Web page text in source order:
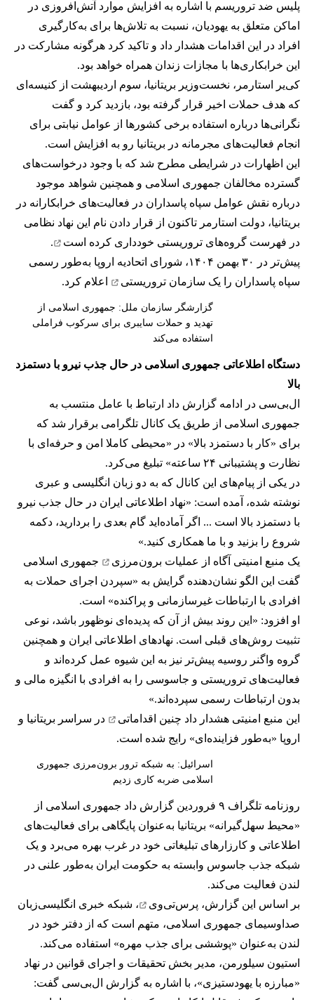
پلیس ضد تروریسم با اشاره به افزایش موارد آتش‌افروزی در
اماکن متعلق به یهودیان، نسبت به تلاش‌ها برای به‌کارگیری
افراد در این اقدامات هشدار داد و تاکید کرد هرگونه مشارکت در
این خرابکاری‌ها با مجازات زندان همراه خواهد بود.
کی‌یر استارمر، نخست‌وزیر بریتانیا، سوم اردیبهشت از کنیسه‌ای
که هدف حملات اخیر قرار گرفته بود، بازدید کرد و گفت
نگرانی‌ها درباره استفاده برخی کشورها از عوامل نیابتی برای
انجام فعالیت‌های مجرمانه در بریتانیا رو به افزایش است.
این اظهارات در شرایطی مطرح شد که با وجود درخواست‌های
گسترده مخالفان جمهوری اسلامی و همچنین شواهد موجود
درباره نقش عوامل سپاه پاسداران در فعالیت‌های خرابکارانه در
بریتانیا، دولت استارمر تاکنون از قرار دادن نام این نهاد نظامی
در فهرست گروه‌های تروریستی خودداری کرده است
.
پیش‌تر در ۳۰ بهمن ۱۴۰۴، شورای اتحادیه اروپا به‌طور رسمی
سپاه پاسداران را یک سازمان تروریستی اعلام کرد.
گزارشگر سازمان ملل: جمهوری اسلامی از
تهدید و حملات سایبری برای سرکوب فراملی
استفاده می‌کند
دستگاه اطلاعاتی جمهوری اسلامی در حال جذب نیرو با دستمزد
بالا
ال‌بی‌سی در ادامه گزارش داد ارتباط با عامل منتسب به
جمهوری اسلامی از طریق یک کانال تلگرامی برقرار شد که
برای «کار با دستمزد بالا» در «محیطی کاملا امن و حرفه‌ای با
نظارت و پشتیبانی ۲۴ ساعته» تبلیغ می‌کرد.
در یکی از پیام‌های این کانال که به دو زبان انگلیسی و عبری
نوشته شده، آمده است: «نهاد اطلاعاتی ایران در حال جذب نیرو
با دستمزد بالا است ... اگر آماده‌اید گام بعدی را بردارید، دکمه
شروع را بزنید و با ما همکاری کنید.»
یک منبع امنیتی آگاه از عملیات برون‌مرزی
جمهوری اسلامی
گفت این الگو نشان‌دهنده گرایش به «سپردن اجرای حملات به
افرادی با ارتباطات غیرسازمانی و پراکنده» است.
او افزود: «این روند بیش از آن که پدیده‌ای نوظهور باشد، نوعی
تثبیت روش‌های قبلی است. نهادهای اطلاعاتی ایران و همچنین
گروه واگنر روسیه پیش‌تر نیز به این شیوه عمل کرده‌اند و
فعالیت‌های تروریستی و جاسوسی را به افرادی با انگیزه مالی و
بدون ارتباطات رسمی سپرده‌اند.»
این منبع امنیتی هشدار داد چنین اقداماتی
در سراسر بریتانیا و
اروپا «به‌طور فزاینده‌ای» رایج شده است.
اسرائیل: به شبکه ترور برون‌مرزی جمهوری
اسلامی ضربه کاری زدیم
روزنامه تلگراف ۹ فروردین گزارش داد جمهوری اسلامی از
«محیط سهل‌گیرانه» بریتانیا به‌عنوان پایگاهی برای فعالیت‌های
اطلاعاتی و کارزارهای تبلیغاتی خود در غرب بهره می‌برد و یک
شبکه جذب جاسوس وابسته به حکومت ایران به‌طور علنی در
لندن فعالیت می‌کند.
بر اساس این گزارش، پرس‌تی‌وی
، شبکه خبری انگلیسی‌زبان
صداوسیمای جمهوری اسلامی، متهم است که از دفتر خود در
لندن به‌عنوان «پوششی برای جذب مهره» استفاده می‌کند.
استیون سیلورمن، مدیر بخش تحقیقات و اجرای قوانین در نهاد
«مبارزه با یهودستیزی»، با اشاره به گزارش ال‌بی‌سی گفت: